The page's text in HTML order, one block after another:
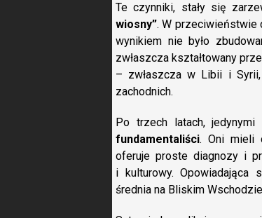
Te czynniki, stały się
wiosny”. W przeciwieństwie
wynikiem nie było
zwłaszcza kształtowany
– zwłaszcza w Libii i
zachodnich.
Po trzech latach,
fundamentaliści. Oni mieli
oferuje proste diagnozy i
i kulturowy. Opowiadająca
średnia na Bliskim